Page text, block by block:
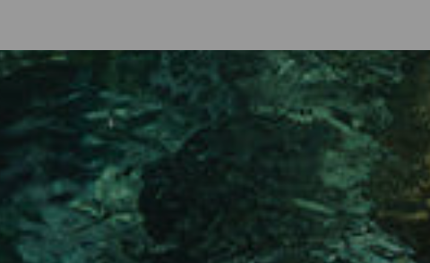
spettacolare per tuffarsi
cristalline acque dell'Atlantico è sempre un piacere, ma
naturali delle Isole Canarie. L'arcipelago è particolarmente
una bellezza impressionante. Le piscine naturali sono spazi stagni